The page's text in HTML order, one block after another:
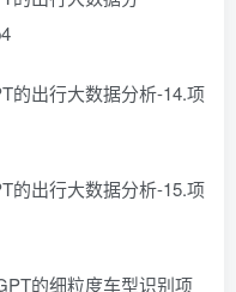
的出行大数据分析-14.项
的出行大数据分析-15.项
的细粒度车型识别项